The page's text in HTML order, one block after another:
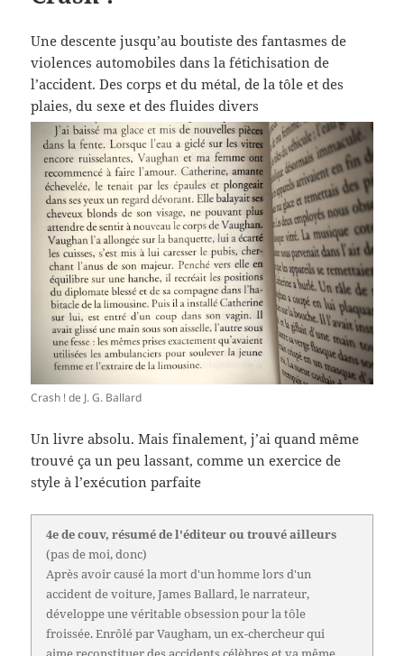
Une descente jusqu’au boutiste des fantasmes de
violences automobiles dans la fétichisation de
l’accident. Des corps et du métal, de la tôle et des
plaies, du sexe et des fluides divers
Crash ! de J. G. Ballard
Un livre absolu. Mais finalement, j’ai quand même
trouvé ça un peu lassant, comme un exercice de
style à l’exécution parfaite
4e de couv, résumé de l'éditeur ou trouvé ailleurs
(pas de moi, donc)
Après avoir causé la mort d'un homme lors d'un
accident de voiture, James Ballard, le narrateur,
développe une véritable obsession pour la tôle
froissée. Enrôlé par Vaugham, un ex-chercheur qui